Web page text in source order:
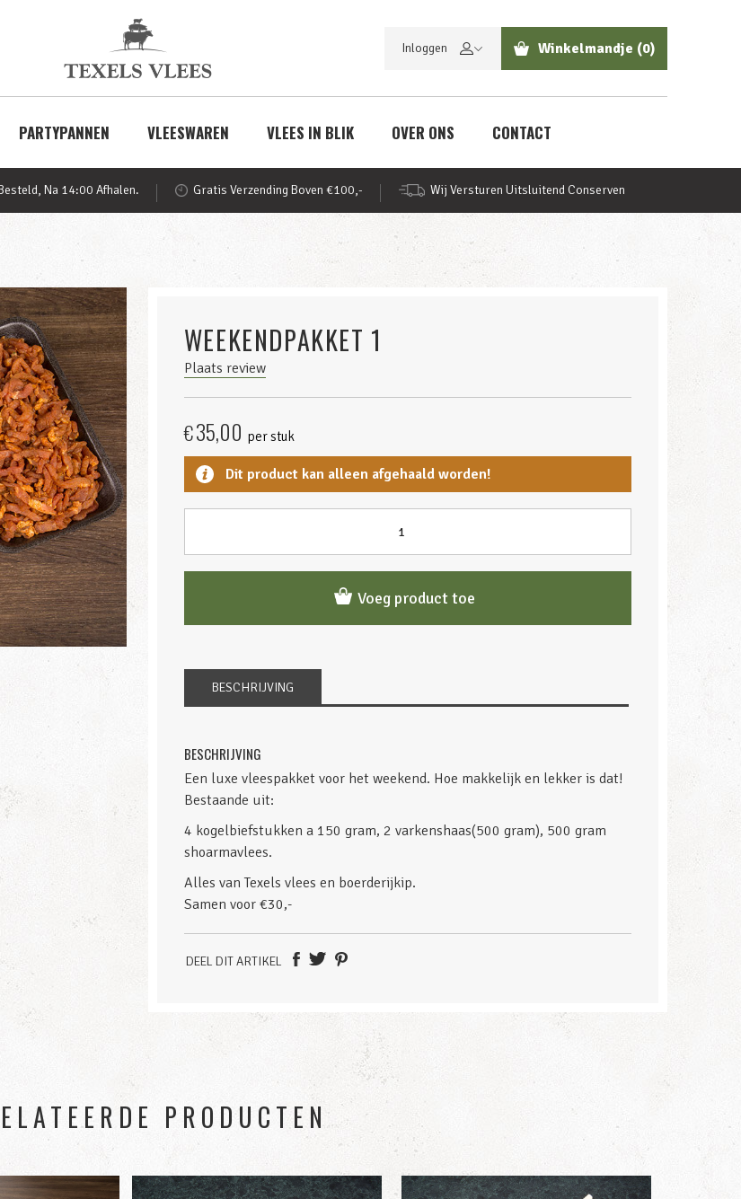
Inloggen Winkelmandje (0)
PARTYPANNEN VLEESWAREN VLEES IN BLIK OVER ONS CONTACT
Na 14:00 Afhalen. Gratis Verzending Boven €100,- Wij Versturen Uitsluitend Conserven
WEEKENDPAKKET 1
Plaats review
€35,00 per stuk
Dit product kan alleen afgehaald worden!
Voeg product toe
BESCHRIJVING
BESCHRIJVING
Een luxe vleespakket voor het weekend. Hoe makkelijk en lekker is dat!
Bestaande uit:
4 kogelbiefstukken a 150 gram, 2 varkenshaas(500 gram), 500 gram
shoarmavlees.
Alles van Texels vlees en boerderijkip.
Samen voor €30,-
DEEL DIT ARTIKEL
PRODUCTEN